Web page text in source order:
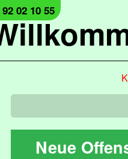
02 10 55
Neue